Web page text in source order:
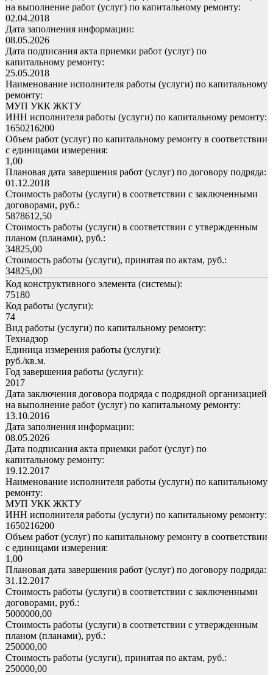
на выполнение работ (услуг) по капитальному ремонту:
02.04.2018
Дата заполнения информации:
08.05.2026
Дата подписания акта приемки работ (услуг) по
капитальному ремонту:
25.05.2018
Наименование исполнителя работы (услуги) по капитальному
ремонту:
МУП УКК ЖКТУ
ИНН исполнителя работы (услуги) по капитальному ремонту:
1650216200
Объем работ (услуг) по капитальному ремонту в соответствии
с единицами измерения:
1,00
Плановая дата завершения работ (услуг) по договору подряда:
01.12.2018
Стоимость работы (услуги) в соответствии с заключенными
договорами, руб.:
5878612,50
Стоимость работы (услуги) в соответствии с утвержденным
планом (планами), руб.:
34825,00
Стоимость работы (услуги), принятая по актам, руб.:
34825,00
Код конструктивного элемента (системы):
75180
Код работы (услуги):
74
Вид работы (услуги) по капитальному ремонту:
Технадзор
Единица измерения работы (услуги):
руб./кв.м.
Год завершения работы (услуги):
2017
Дата заключения договора подряда с подрядной организацией
на выполнение работ (услуг) по капитальному ремонту:
13.10.2016
Дата заполнения информации:
08.05.2026
Дата подписания акта приемки работ (услуг) по
капитальному ремонту:
19.12.2017
Наименование исполнителя работы (услуги) по капитальному
ремонту:
МУП УКК ЖКТУ
ИНН исполнителя работы (услуги) по капитальному ремонту:
1650216200
Объем работ (услуг) по капитальному ремонту в соответствии
с единицами измерения:
1,00
Плановая дата завершения работ (услуг) по договору подряда:
31.12.2017
Стоимость работы (услуги) в соответствии с заключенными
договорами, руб.:
5000000,00
Стоимость работы (услуги) в соответствии с утвержденным
планом (планами), руб.:
250000,00
Стоимость работы (услуги), принятая по актам, руб.:
250000,00